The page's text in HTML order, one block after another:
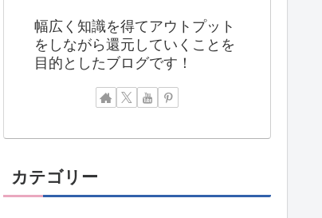
幅広く知識を得てアウトプット
をしながら還元していくことを
目的としたブログです！
カテゴリー